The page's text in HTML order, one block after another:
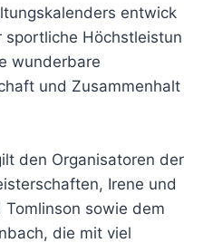
entwick
Höchstleistun
wunderbare
und Zusammenhalt
den Organisatoren der
Irene und
sowie dem
die mit viel